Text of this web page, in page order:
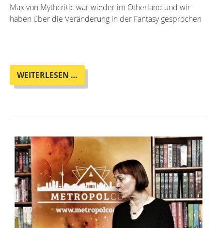
Max von Mythcritic war wieder im Otherland und wir
haben über die Veränderung in der Fantasy gesprochen
WEITERLESEN …
INTERVIEW
VON
WOLF
IM
OTHERLAND